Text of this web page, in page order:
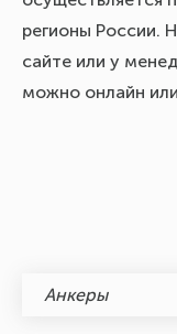
регионы России.
сайте или у
можно онлайн
Анкеры